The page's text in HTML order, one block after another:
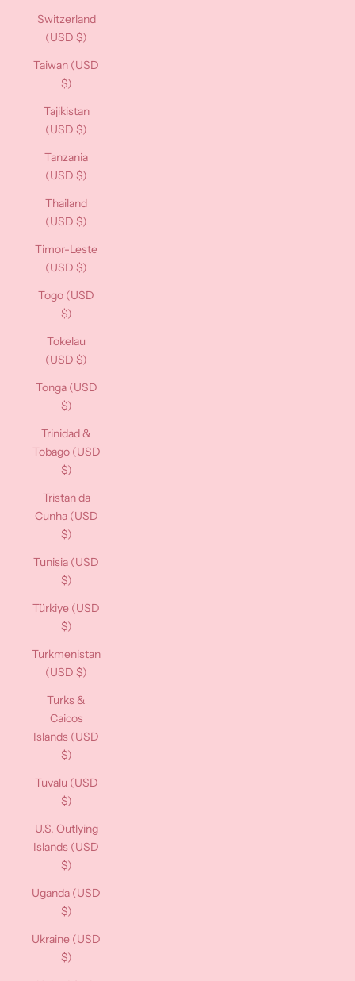
Switzerland
(USD $)
Taiwan (USD
$)
Tajikistan
(USD $)
Tanzania
(USD $)
Thailand
(USD $)
Timor-Leste
(USD $)
Togo (USD
$)
Tokelau
(USD $)
Tonga (USD
$)
Trinidad &
Tobago (USD
$)
Tristan da
Cunha (USD
$)
Tunisia (USD
$)
Türkiye (USD
$)
Turkmenistan
(USD $)
Turks &
Caicos
Islands (USD
$)
Tuvalu (USD
$)
U.S. Outlying
Islands (USD
$)
Uganda (USD
$)
Ukraine (USD
$)